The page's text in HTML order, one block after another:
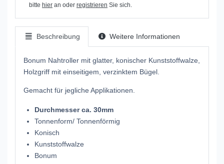
bitte hier an oder registrieren Sie sich.
Beschreibung Weitere Informationen
Bonum Nahtroller mit glatter, konischer Kunststoffwalze,
Holzgriff mit einseitigem, verzinktem Bügel.
Gemacht für jegliche Applikationen.
Durchmesser ca. 30mm
Tonnenform/ Tonnenförmig
Konisch
Kunststoffwalze
Bonum